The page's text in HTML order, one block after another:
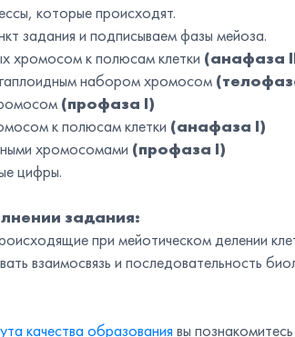
которые происходят.
задания и подписываем фазы мейоза.
хромосом к полюсам клетки (анафаза
набором хромосом
(профаза I)
к полюсам клетки (анафаза I)
хромосомами (профаза I)
цифры.
задания:
при мейотическом делении
взаимосвязь и последовательность
качества образования вы